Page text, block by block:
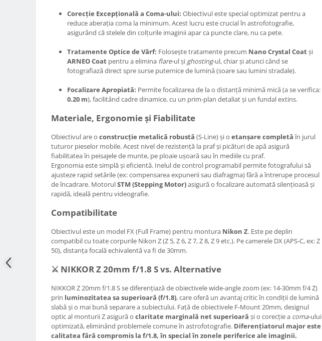
Acumulatori si baterii
Acumulatori AA/AAA (R6/R3)) si
Incarcatoare acumulatori Foto-
Huse protectie acumulatori foto
Tablete grafice
Adaptoare pentru convertoare sau
Alimentatoare 220V
Carcase de tip Cage, pentru
integrare in sisteme video
Curatare Senzor
Huse de ploaie
Microfoane / Reportofoane
Nivela patina
Transmitator de fisiere fara fir
Corecție Excepțională a Coma-ului: Obiectivul este special optimizat pentru a
reduce aberația coma la minimum. Acest lucru este crucial în astrofotografie,
asigurând că stelele din colțurile imaginii apar ca puncte clare, nu ca pete.
Tratamente Optice de Vârf: Folosește tratamente precum Nano Crystal Coatși
ARNEO Coat pentru a elimina flare-ul și ghosting-ul, chiar și atunci când se
fotografiază direct spre surse puternice de lumină (soare sau lumini stradale).
Focalizare Apropiată: Permite focalizarea de la o distanță minimă mică (a se verifica:
0.20 m), facilitând cadre dinamice, cu un prim-plan detaliat și un fundal extins.
Materiale, Ergonomie și Fiabilitate
Obiectivul are o construcție metalică robustă (S-Line) și o etanșare completăîn jurul
tuturor pieselor mobile. Acest nivel de rezistență la praf și picături de apă asigură
fiabilitatea în peisajele de munte, pe ploaie ușoară sau în mediile cu praf.
Ergonomia este simplă și eficientă. Inelul de control programabil permite fotografului să
ajusteze rapid setările (ex: compensarea expunerii sau diafragma) fără a întrerupe procesul
de încadrare. MotorulSTM (Stepping Motor)asigură o focalizare automată silențioasă și
rapidă, ideală pentru videografie.
Compatibilitate
Obiectivul este un model FX (Full Frame) pentru montura Nikon Z. Este pe deplin
compatibil cu toate corpurile Nikon Z (Z 5, Z 6, Z 7, Z 8, Z 9 etc.). Pe camerele DX (APS-C, ex: Z
50), distanța focală echivalentă va fi de 30mm.
⚔️ NIKKOR Z 20mm f/1.8 S vs. Alternative
NIKKOR Z 20mm f/1.8 S se diferențiază de obiectivele wide-angle zoom (ex: 14-30mm f/4 Z)
prin luminozitatea sa superioară (f/1.8), care oferă un avantaj critic în condiții de lumină
slabă și o mai bună separare a subiectului. Față de obiectivele F-Mount 20mm, designul
optic al monturii Z asigură o claritate marginală net superioară și o corecție a coma-ului
optimizată, eliminând problemele comune în astrofotografie. Diferențiatorul major este
calitatea fără compromis la f/1.8, în special în zonele periferice ale imaginii.